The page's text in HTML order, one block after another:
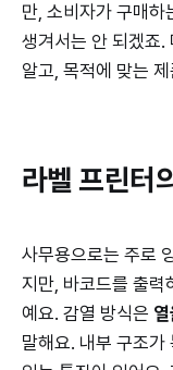
만, 소비자가 구매
생겨서는 안 되겠죠.
알고, 목적에 맞는
라벨 프린터
사무용으로는 주로
지만, 바코드를 출력
예요. 감열 방식은
말해요. 내부 구조가